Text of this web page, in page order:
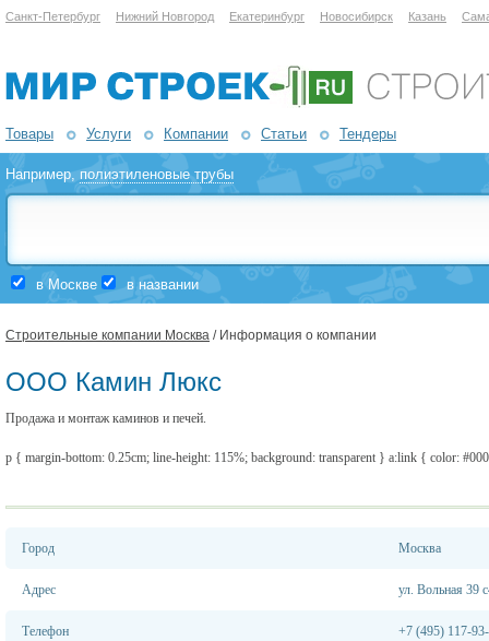
Санкт-Петербург Нижний Новгород Екатеринбург Новосибирск Казань
Товары Услуги Компании Статьи Тендеры
Например,полиэтиленовые трубы
в Москве в названии
Строительные компании Москва / Информация о компании
ООО Камин Люкс
Продажа и монтаж каминов и печей.
p { margin-bottom: 0.25cm; line-height: 115%; background: transparent } a:link { color:
Город Москва
Адрес ул. Вольная 39
Телефон +7 (495) 117-